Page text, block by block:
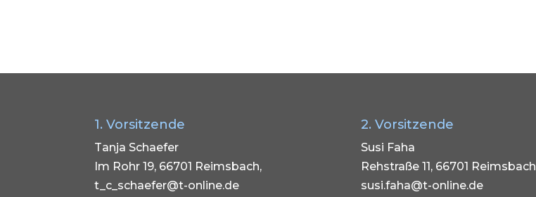
1. Vorsitzende
Tanja Schaefer
Im Rohr 19, 66701 Reimsbach,
t_c_schaefer@t-online.de
2. Vorsitzende
Susi Faha
Rehstraße 11, 66701 Reimsbach
susi.faha@t-online.de